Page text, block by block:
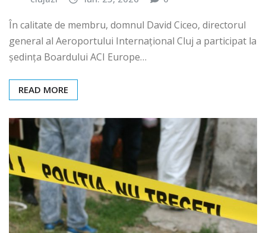
În calitate de membru, domnul David Ciceo, directorul
general al Aeroportului Internațional Cluj a participat la
ședința Boardului ACI Europe…
READ MORE